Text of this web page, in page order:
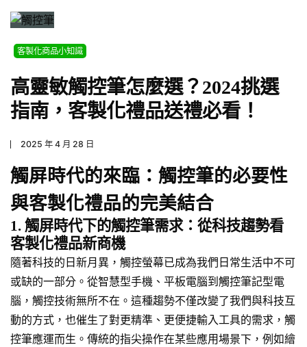
客製化商品小知識
高靈敏觸控筆怎麼選？2024挑選
指南，客製化禮品送禮必看！
2025 年 4 月 28 日
觸屏時代的來臨：觸控筆的必要性
與客製化禮品的完美結合
1. 觸屏時代下的觸控筆需求：從科技趨勢看
客製化禮品新商機
隨著科技的日新月異，觸控螢幕已成為我們日常生活中不可
或缺的一部分。從智慧型手機、平板電腦到觸控筆記型電
腦，觸控技術無所不在。這種趨勢不僅改變了我們與科技互
動的方式，也催生了對更精準、更便捷輸入工具的需求，觸
控筆應運而生。傳統的指尖操作在某些應用場景下，例如繪